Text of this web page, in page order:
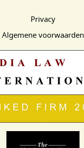
Privacy
Algemene voorwaarden